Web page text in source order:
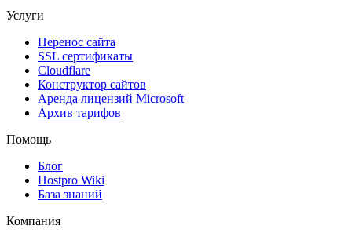
Услуги
Перенос сайта
SSL сертификаты
Clоudflare
Конструктор сайтов
Аренда лицензий Microsoft
Архив тарифов
Помощь
Блог
Hostpro Wiki
База знаний
Компания